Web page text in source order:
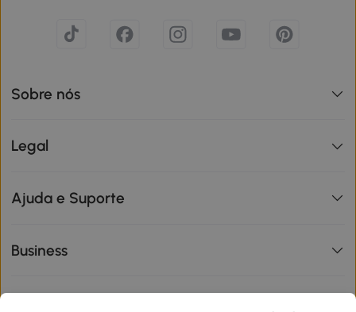
Sobre nós
Legal
Ajuda e Suporte
Business